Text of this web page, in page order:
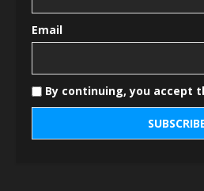
Email
By continuing, you accept